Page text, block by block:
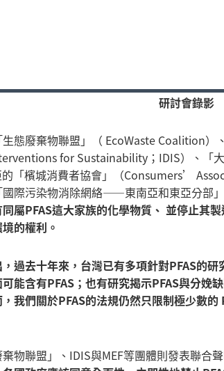
研討會錄影
態廢棄物聯盟」（ EcoWaste Coalition
for Sustainability；IDIS）、「
的「檳城消費者協會」（Consumers’
際污染物消除網絡——東南亞和東亞分部
屬PFAS這大家族的化學物質、 並停止其
的權利。
過去十年來，台灣已有多項針對PFAS的
能含有PFAS；也有研究揭示PFAS與分娩
我們關於PFAS的法規仍然只限制極少數
物聯盟」、IDIS與MEF等團體則發表聯合聲